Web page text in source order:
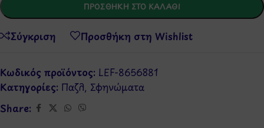
ΠΡΟΣΘΉΚΗ ΣΤΟ ΚΑΛΆΘΙ
Σύγκριση Προσθήκη στη Wishlist
Κωδικός προϊόντος: LEF-8656881
Κατηγορίες: Παζλ, Σφηνώματα
Share: